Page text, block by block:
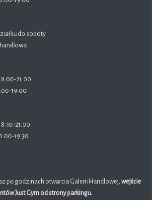
do soboty
21.00
19.00
21.00
19.30
po godzinach otwarcia Galerii Handlowej, wejście
Just Gym od strony parkingu.